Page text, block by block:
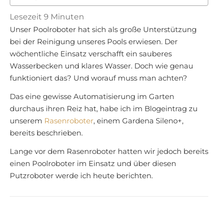
Lesezeit 9 Minuten
Unser Poolroboter hat sich als große Unterstützung
bei der Reinigung unseres Pools erwiesen. Der
wöchentliche Einsatz verschafft ein sauberes
Wasserbecken und klares Wasser. Doch wie genau
funktioniert das? Und worauf muss man achten?
Das eine gewisse Automatisierung im Garten
durchaus ihren Reiz hat, habe ich im Blogeintrag zu
unserem Rasenroboter, einem Gardena Sileno+,
bereits beschrieben.
Lange vor dem Rasenroboter hatten wir jedoch bereits
einen Poolroboter im Einsatz und über diesen
Putzroboter werde ich heute berichten.